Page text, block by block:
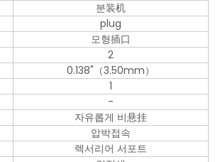
분装机
plug
모형插口
2
0.138"（3.50mm）
1
-
자유롭게 비悬挂
압박접속
렉서리어 서포트